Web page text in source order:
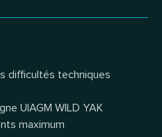
difficultés techniques
UIAGM WILD YAK
maximum